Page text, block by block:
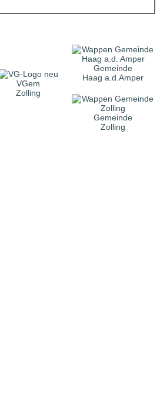
VGem
Zolling
Gemeinde
Haag a.d.Amper
Gemeinde
Zolling